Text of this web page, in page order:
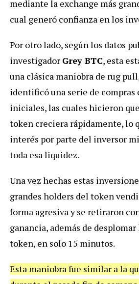
mediante la exchange más
cual generó confianza en los
Por otro lado, según los datos
investigador Grey BTC, esta
una clásica maniobra de rug
identificó una serie de compras
iniciales, las cuales hicieron
token creciera rápidamente, lo
interés por parte del inversor
toda esa liquidez.
Una vez hechas estas
grandes holders del token
forma agresiva y se retiraron
ganancia, además de
token, en solo 15 minutos.
Esta maniobra fue similar a la